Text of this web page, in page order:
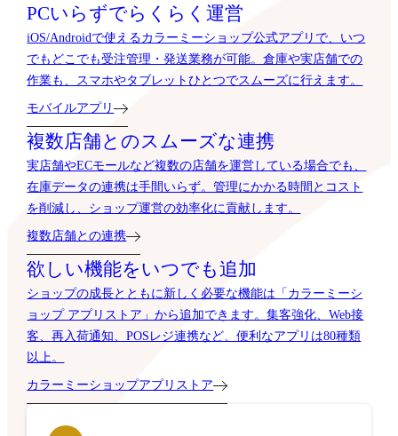
PCいらずでらくらく運営
iOS/Androidで使えるカラーミーショップ公式アプリで、いつ
でもどこでも受注管理・発送業務が可能。倉庫や実店舗での
作業も、スマホやタブレットひとつでスムーズに行えます。
モバイルアプリ
複数店舗とのスムーズな連携
実店舗やECモールなど複数の店舗を運営している場合でも、
在庫データの連携は手間いらず。管理にかかる時間とコスト
を削減し、ショップ運営の効率化に貢献します。
複数店舗との連携
欲しい機能をいつでも追加
ショップの成長とともに新しく必要な機能は「カラーミーシ
ョップ アプリストア」から追加できます。集客強化、Web接
客、再入荷通知、POSレジ連携など、便利なアプリは80種類
以上。
カラーミーショップアプリストア